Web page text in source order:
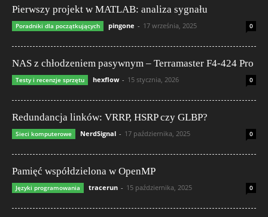
Pierwszy projekt w MATLAB: analiza sygnału
Poradniki dla początkujących pingone - 17 września, 2025 0
NAS z chłodzeniem pasywnym – Terramaster F4-424 Pro
Testy i recenzje sprzętu hexflow - 15 stycznia, 2026 0
Redundancja linków: VRRP, HSRP czy GLBP?
Sieci komputerowe NerdSignal - 17 października, 2025 0
Pamięć współdzielona w OpenMP
Języki programowania tracerun - 15 października, 2025 0